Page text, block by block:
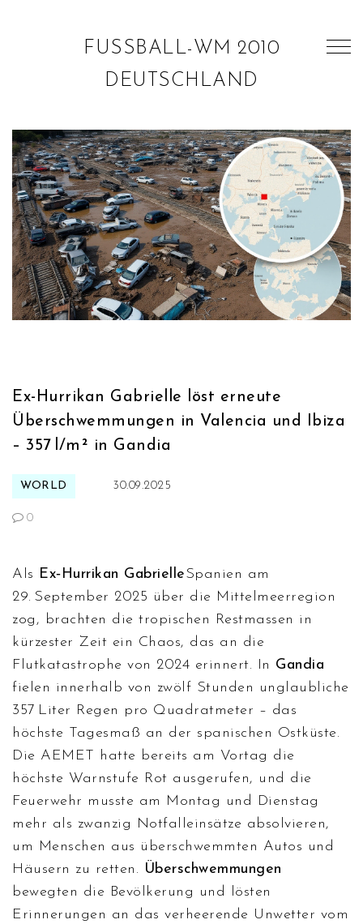
FUSSBALL-WM 2010 D
EUTSCHLAND
Ex-Hurrikan Gabrielle löst erneute
Überschwemmungen in Valencia und Ibiza
– 357 l/m² in Gandia
WORLD 30.09.2025
0
Als Ex‑Hurrikan GabrielleSpanien am
29. September 2025 über die Mittelmeerregion
zog, brachten die tropischen Restmassen in
kürzester Zeit ein Chaos, das an die
Flutkatastrophe von 2024 erinnert. In Gandia
fielen innerhalb von zwölf Stunden unglaubliche
357 Liter Regen pro Quadratmeter – das
höchste Tagesmaß an der spanischen Ostküste.
Die AEMET hatte bereits am Vortag die
höchste Warnstufe Rot ausgerufen, und die
Feuerwehr musste am Montag und Dienstag
mehr als zwanzig Notfalleinsätze absolvieren,
um Menschen aus überschwemmten Autos und
Häusern zu retten. Überschwemmungen
bewegten die Bevölkerung und lösten
Erinnerungen an das verheerende Unwetter vom